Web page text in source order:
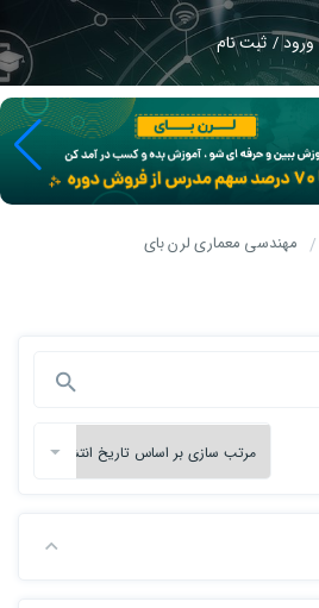
ورود ثبت نام
مهندسی معماری لرن بای